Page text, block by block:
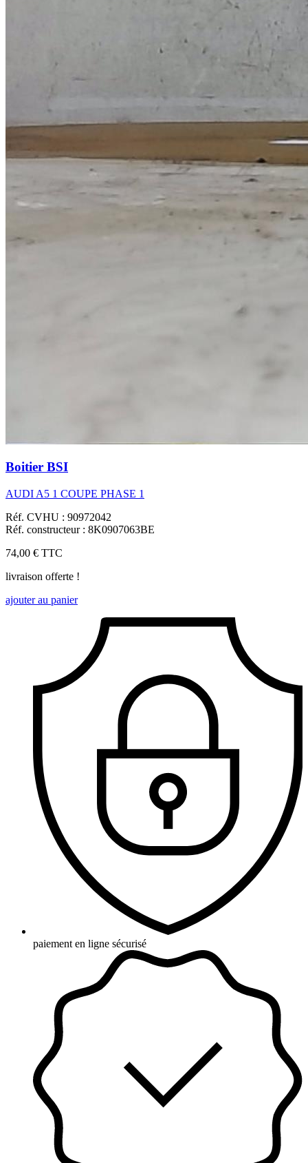
Boitier BSI
AUDI A5 1 COUPE PHASE 1
Réf. CVHU : 90972042
Réf. constructeur : 8K0907063BE
74,00 € TTC
livraison offerte !
ajouter au panier
paiement en ligne sécurisé